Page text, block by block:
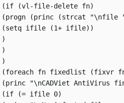
(if (vl-file-delete fn)
(progn (princ (strcat "\nfile
(setq ifile (1+ ifile))
)
)
)
(foreach fn fixedlist (fixvr
(princ "\nCADViet AntiVirus
(if (= ifile 0)